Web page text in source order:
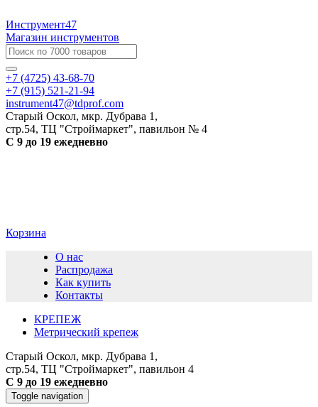
Инструмент47
Магазин инструментов
+7 (4725) 43-68-70
+7 (915) 521-21-94
instrument47@tdprof.com
Старый Оскол, мкр. Дубрава 1,
стр.54, ТЦ "Строймаркет", павильон № 4
С 9 до 19 ежедневно
Корзина
О нас
Распродажа
Как купить
Контакты
КРЕПЕЖ
Метрический крепеж
Старый Оскол, мкр. Дубрава 1,
стр.54, ТЦ "Строймаркет", павильон 4
С 9 до 19 ежедневно
Toggle navigation